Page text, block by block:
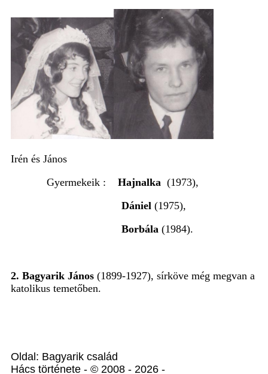
Irén és János
Gyermekeik : Hajnalka (1973),
Dániel (1975),
Borbála (1984).
2. Bagyarik János (1899-1927), sírköve még megvan a
katolikus temetőben.
Oldal: Bagyarik család
Hács története - © 2008 - 2026 -